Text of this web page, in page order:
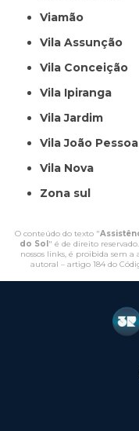
Viamão
Vila Assunção
Vila Conceição
Vila Ipiranga
Vila Jardim
Vila João Pessoa
Vila Nova
Zona sul
O conteúdo do texto "
do Sol" é de direito
nossos links, é proibida sem
autoral – artigo 184 do